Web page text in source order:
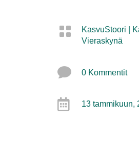
 KasvuStoori
Vieraskynä
 0 Kommentit
 13 tammikuun,